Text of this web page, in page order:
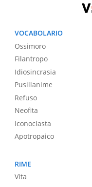
VOCABOLARIO
Ossimoro
Filantropo
Idiosincrasia
Pusillanime
Refuso
Neofita
Iconoclasta
Apotropaico
RIME
Vita